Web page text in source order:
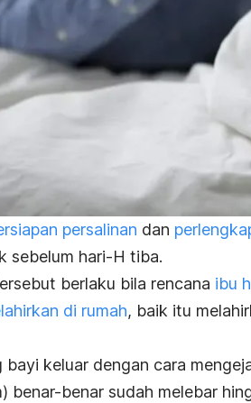
persalinan dan
sebelum hari-H tiba.
berlaku bila rencana ibu
di rumah, baik itu
bayi keluar dengan cara
benar-benar sudah melebar